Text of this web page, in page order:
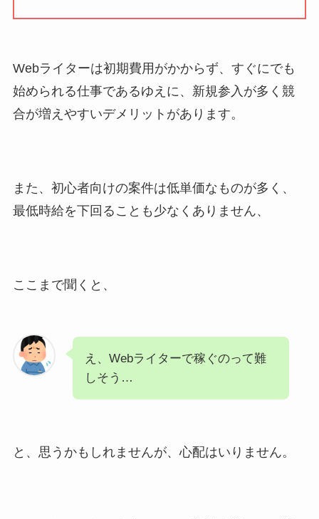
Webライターは初期費用がかからず、すぐにでも
始められる仕事であるゆえに、新規参入が多く競
合が増えやすいデメリットがあります。
また、初心者向けの案件は低単価なものが多く、
最低時給を下回ることも少なくありません、
ここまで聞くと、
え、Webライターで稼ぐのって難
しそう…
と、思うかもしれませんが、心配はいりません。